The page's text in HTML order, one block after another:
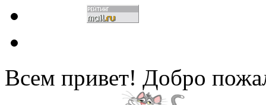
Всем привет! Добро